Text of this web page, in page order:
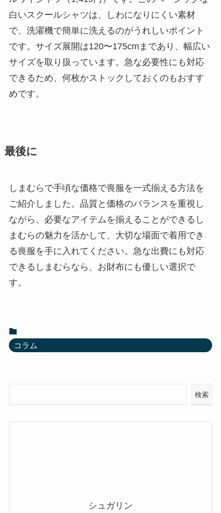
白いスクールシャツは、しわになりにくい素材
で、洗濯機で簡単に洗えるのがうれしいポイント
です。サイズ展開は120〜175cmまであり、幅広い
サイズを取り扱っています。急な必要性にも対応
できるため、何枚かストックしておくのもおすす
めです。
最後に
しまむらで手頃な価格で喪服を一式揃える方法を
ご紹介しました。品質と価格のバランスを重視し
ながら、必要なアイテムを揃えることができるし
まむらの魅力を活かして、大切な場面で着用でき
る喪服を手に入れてください。急な出費にも対応
できるしまむらなら、お財布にも優しい選択で
す。
コラム
検索
シュガリン